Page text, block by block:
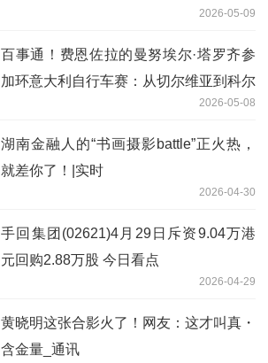
2026-05-09
百事通！费恩佐拉的曼努埃尔·塔罗齐参
加环意大利自行车赛：从切尔维亚到科尔
2026-05-08
湖南金融人的“书画摄影battle”正火热，
就差你了！|实时
2026-04-30
手回集团(02621)4月29日斥资9.04万港
元回购2.88万股 今日看点
2026-04-29
黄晓明这张合影火了！网友：这才叫真・
含金量_通讯